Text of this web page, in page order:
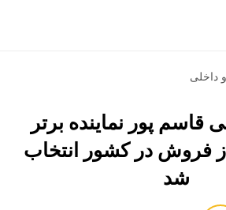
داخلی
قاسم پور نماینده برتر
فروش در کشور انتخاب
شد